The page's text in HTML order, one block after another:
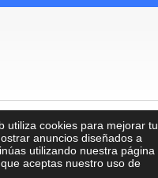
utiliza cookies para mejorar tu
anuncios diseñados a
utilizando nuestra página
aceptas nuestro uso de